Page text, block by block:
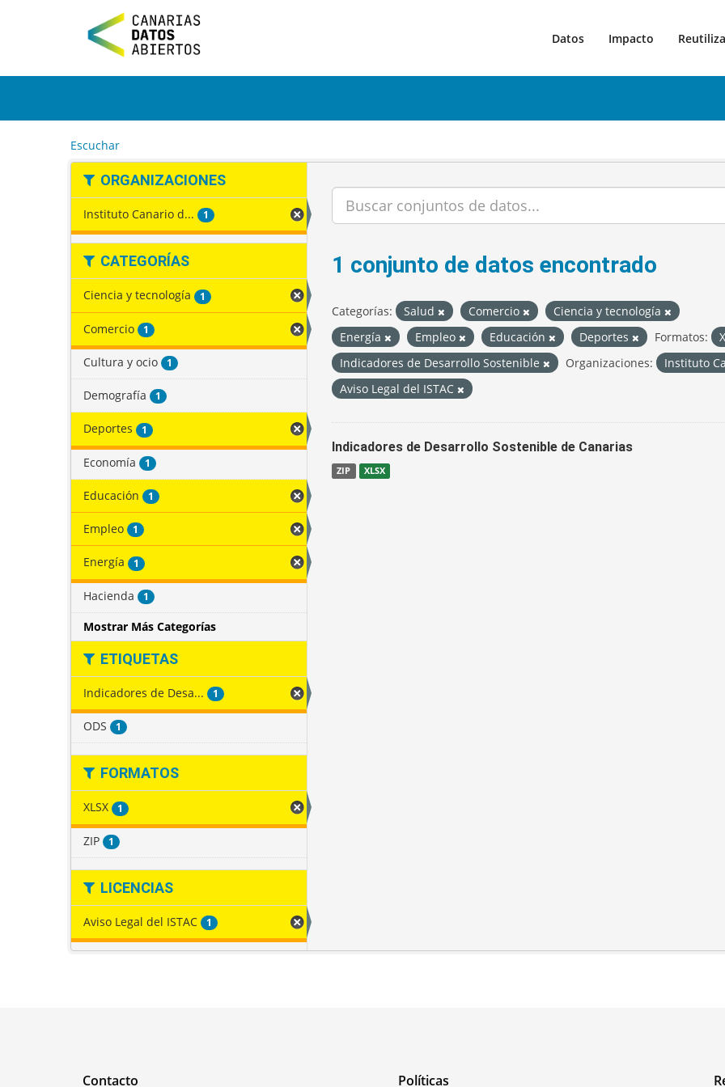
t
Datos Impacto
Escuchar
ORGANIZACIONES
Instituto Canario d... 1
CATEGORÍAS
Ciencia y tecnología 1
Comercio 1
Cultura y ocio 1
Demografía 1
Deportes 1
Economía 1
Educación 1
Empleo 1
Energía 1
Hacienda 1
Mostrar Más Categorías
ETIQUETAS
Indicadores de Desa... 1
ODS 1
FORMATOS
XLSX 1
ZIP 1
LICENCIAS
Aviso Legal del ISTAC 1
1 conjunto de datos encontrado
Categorías: Salud Comercio
Ciencia y tecnología
Energía
Empleo Educación Deportes Formatos:
Indicadores de Desarrollo Sostenible
Organizaciones: Instituto
Aviso Legal del ISTAC
Indicadores de Desarrollo Sostenible de Canarias
ZIP XLSX
Contacto Políticas